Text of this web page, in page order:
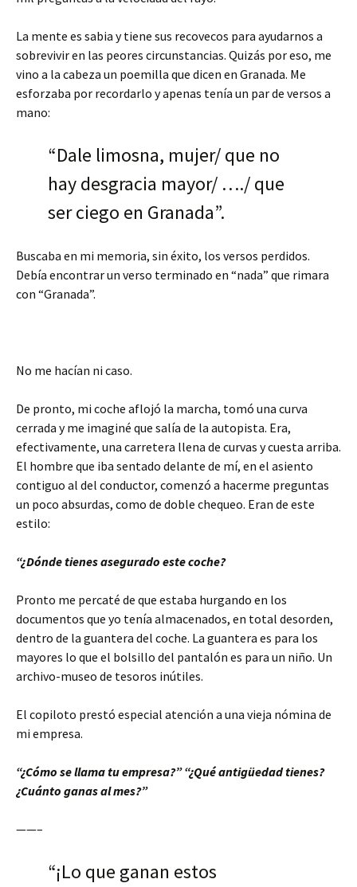
La mente es sabia y tiene sus recovecos para ayudarnos a
sobrevivir en las peores circunstancias. Quizás por eso, me
vino a la cabeza un poemilla que dicen en Granada. Me
esforzaba por recordarlo y apenas tenía un par de versos a
mano:
“Dale limosna, mujer/ que no
hay desgracia mayor/ …./ que
ser ciego en Granada”.
Buscaba en mi memoria, sin éxito, los versos perdidos.
Debía encontrar un verso terminado en “nada” que rimara
con “Granada”.
No me hacían ni caso.
De pronto, mi coche aflojó la marcha, tomó una curva
cerrada y me imaginé que salía de la autopista. Era,
efectivamente, una carretera llena de curvas y cuesta arriba.
El hombre que iba sentado delante de mí, en el asiento
contiguo al del conductor, comenzó a hacerme preguntas
un poco absurdas, como de doble chequeo. Eran de este
estilo:
“¿Dónde tienes asegurado este coche?
Pronto me percaté de que estaba hurgando en los
documentos que yo tenía almacenados, en total desorden,
dentro de la guantera del coche. La guantera es para los
mayores lo que el bolsillo del pantalón es para un niño. Un
archivo-museo de tesoros inútiles.
El copiloto prestó especial atención a una vieja nómina de
mi empresa.
“¿Cómo se llama tu empresa?” “¿Qué antigüedad tienes?
¿Cuánto ganas al mes?”
——–
“¡Lo que ganan estos